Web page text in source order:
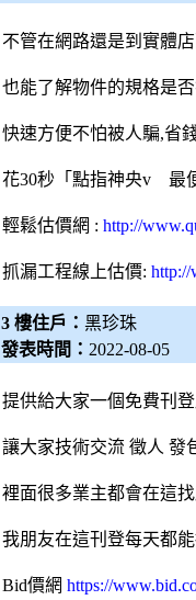
不管在網路還是到實體
也能了解物件的規格是
快速方便不怕被人騙,省
花30秒「點指神央v 最
輕鬆估價網 : http://
抓漏工程線上估價: http://
3 樓住戶： 黑珍珠
發表時間： 2022-08-05
提供給大家一個免費刊
讓大家技術交流 徵人 發
裡面很多業主都會在這
我朋友在這刊登每天都
Bid價網 https://